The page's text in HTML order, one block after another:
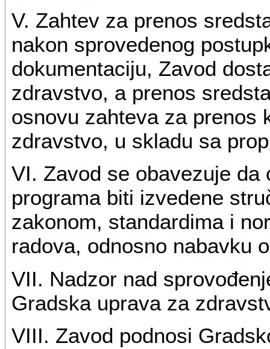
V. Zahtev za prenos
nakon sprovedenog
dokumentaciju, Zavod
zdravstvo, a prenos
osnovu zahteva za prenos
zdravstvo, u skladu sa
VI. Zavod se obavezuje
programa biti izvedene
zakonom, standardima i
radova, odnosno nabavku
VII. Nadzor nad
Gradska uprava za
VIII. Zavod podnosi